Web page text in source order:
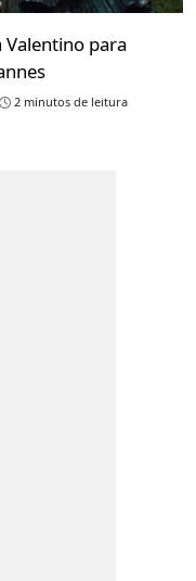
Valentino para
2 minutos de leitura